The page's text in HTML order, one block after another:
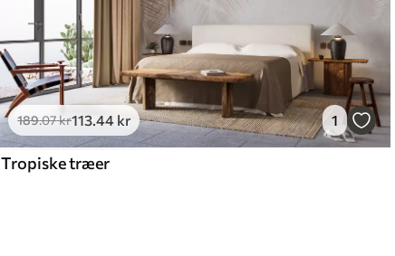
189.07kr113.44 kr 1
Tropiske træer